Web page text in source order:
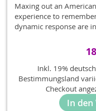
Maxing out an
experience to
dynamic response are
Inkl. 19%
Bestimmungsland
Checkout
In den